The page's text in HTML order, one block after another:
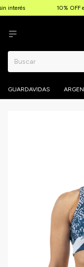
interés 10% OFF
GUARDAVIDAS